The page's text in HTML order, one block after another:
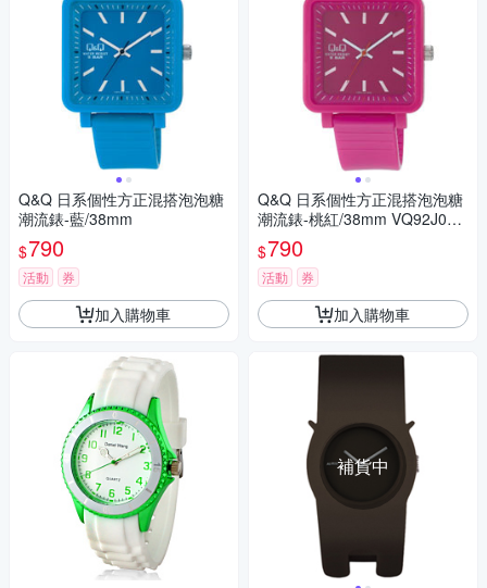
Q&Q 日系個性方正混搭泡泡糖
潮流錶-藍/38mm
$790
活動 券
加入購物車
Q&Q 日系個性方正混搭泡泡糖
潮流錶-桃紅/38mm VQ92J004
$790
活動 券
加入購物車
補貨中